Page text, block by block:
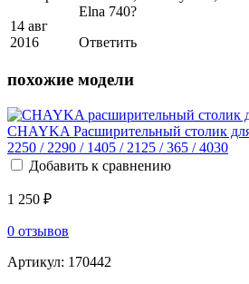
14 авг
2016
Elna 740?
Ответить
похожие модели
CHAYKA Расширительный столик
2250 / 2290 / 1405 / 2125 / 365 / 4030
Добавить к сравнению
1 250 ₽
0 отзывов
Артикул: 170442